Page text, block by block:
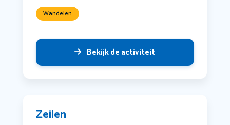
Wandelen
Bekijk de activiteit
Zeilen